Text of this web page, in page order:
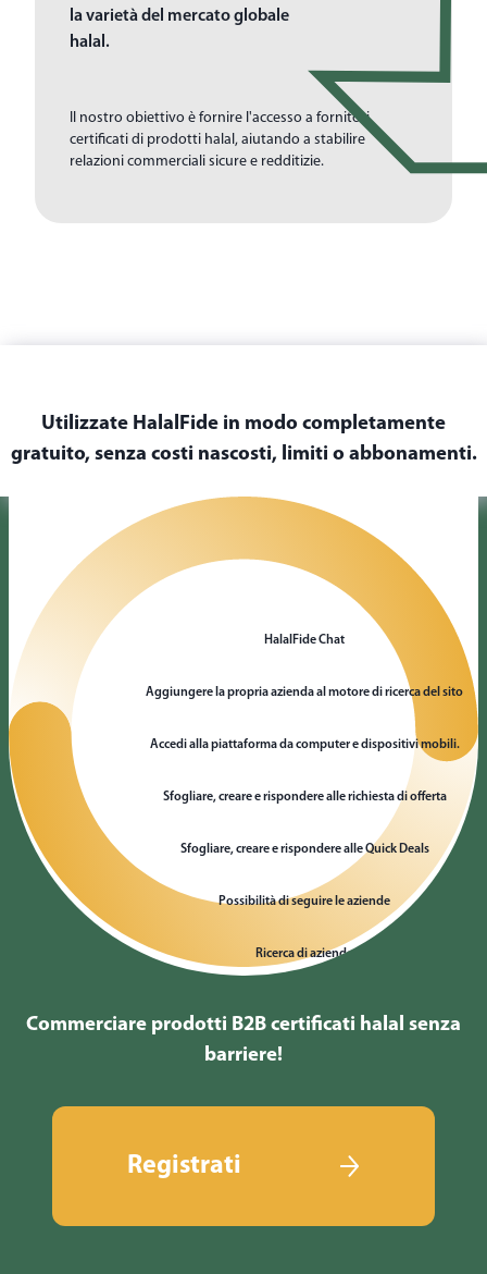
la varietà del mercato globale
halal.
Il nostro obiettivo è fornire l'accesso a fornitori
certificati di prodotti halal, aiutando a stabilire
relazioni commerciali sicure e redditizie.
Utilizzate HalalFide in modo completamente
gratuito, senza costi nascosti, limiti o abbonamenti.
HalalFide Chat
Aggiungere la propria azienda al motore di ricerca del sito
Accedi alla piattaforma da computer e dispositivi mobili.
Sfogliare, creare e rispondere alle richiesta di offerta
Sfogliare, creare e rispondere alle Quick Deals
Possibilità di seguire le aziende
Ricerca di aziende
Commerciare prodotti B2B certificati halal senza
barriere!
Registrati